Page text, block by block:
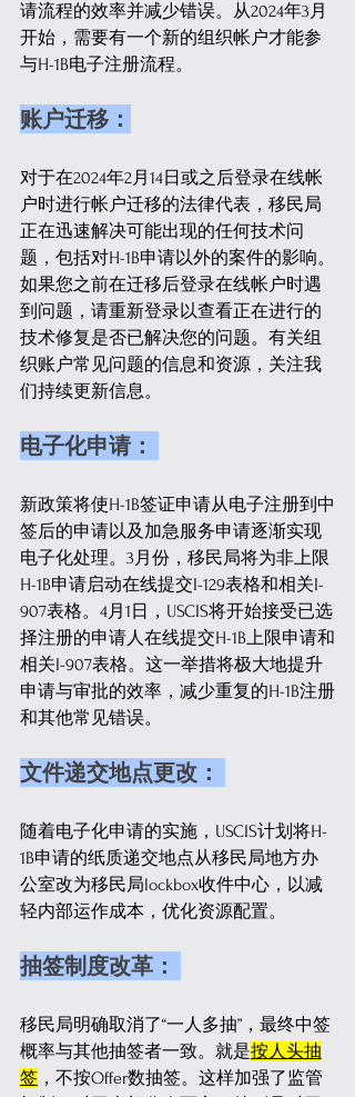
请流程的效率并减少错误。从2024年3月
开始，需要有一个新的组织帐户才能参
与H-1B电子注册流程。
账户迁移：
对于在2024年2月14日或之后登录在线帐
户时进行帐户迁移的法律代表，移民局
正在迅速解决可能出现的任何技术问
题，包括对H-1B申请以外的案件的影响。
如果您之前在迁移后登录在线帐户时遇
到问题，请重新登录以查看正在进行的
技术修复是否已解决您的问题。有关组
织账户常见问题的信息和资源，关注我
们持续更新信息。
电子化申请：
新政策将使H-1B签证申请从电子注册到中
签后的申请以及加急服务申请逐渐实现
电子化处理。3月份，移民局将为非上限
H-1B申请启动在线提交I-129表格和相关I-
907表格。4月1日，USCIS将开始接受已选
择注册的申请人在线提交H-1B上限申请和
相关I-907表格。这一举措将极大地提升
申请与审批的效率，减少重复的H-1B注册
和其他常见错误。
文件递交地点更改：
随着电子化申请的实施，USCIS计划将H-
1B申请的纸质递交地点从移民局地方办
公室改为移民局lockbox收件中心，以减
轻内部运作成本，优化资源配置。
抽签制度改革：
移民局明确取消了“一人多抽”，最终中签
概率与其他抽签者一致。就是按人头抽
签 ，不按Offer数抽签。这样加强了监管